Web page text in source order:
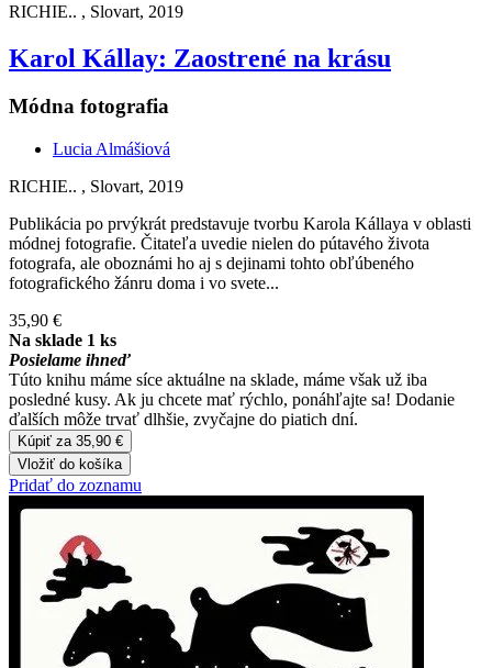
RICHIE.. , Slovart, 2019
Karol Kállay: Zaostrené na krásu
Módna fotografia
Lucia Almášiová
RICHIE.. , Slovart, 2019
Publikácia po prvýkrát predstavuje tvorbu Karola Kállaya v oblasti
módnej fotografie. Čitateľa uvedie nielen do pútavého života
fotografa, ale oboznámi ho aj s dejinami tohto obľúbeného
fotografického žánru doma i vo svete...
35,90 €
Na sklade 1 ks
Posielame ihneď
Túto knihu máme síce aktuálne na sklade, máme však už iba
posledné kusy. Ak ju chcete mať rýchlo, ponáhľajte sa! Dodanie
ďalších môže trvať dlhšie, zvyčajne do piatich dní.
Kúpiť za 35,90 €
Vložiť do košíka
Pridať do zoznamu